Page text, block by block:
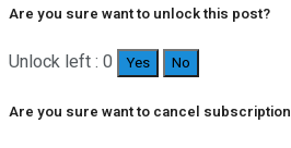
Are you sure want to unlock this post?
Unlock left : 0 Yes No
Are you sure want to cancel